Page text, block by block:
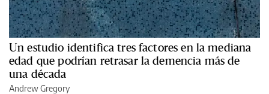
Un estudio identifica tres factores en la mediana
edad que podrían retrasar la demencia más de
una década
Andrew Gregory